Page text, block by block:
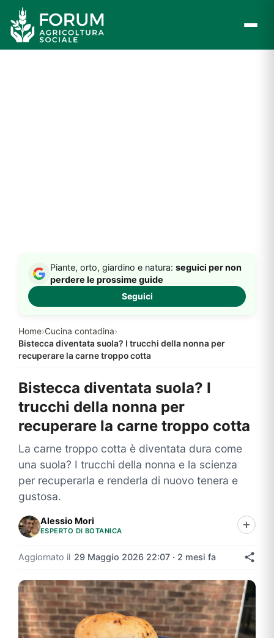
contenuto
Home›Cucina contadina›
Bistecca diventata suola? I trucchi della nonna per
recuperare la carne troppo cotta
Piante, orto, giardino e natura: seguici per non
perdere le prossime guide
Seguici
Bistecca diventata suola? I
trucchi della nonna per
recuperare la carne troppo cotta
La carne troppo cotta è diventata dura come
una suola? I trucchi della nonna e la scienza
per recuperarla e renderla di nuovo tenera e
gustosa.
Alessio Mori
ESPERTO DI BOTANICA
Aggiornato il 29 Maggio 2026 22:07 · 2 mesi fa